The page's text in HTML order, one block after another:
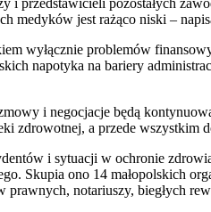
i przedstawicieli pozostałych
medyków jest rażąco niski –
wyłącznie problemów
napotyka na bariery
i negocjacje będą
zdrowotnej, a przede wszystkim
i sytuacji w ochronie
Skupia ono 14 małopolskich
prawnych, notariuszy, biegłych